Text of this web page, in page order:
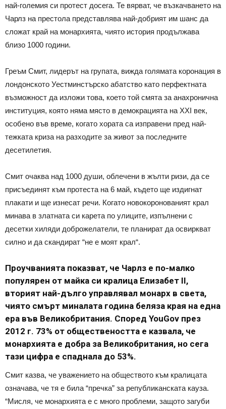
най-големия си протест досега. Те вярват, че възкачването на
Чарлз на престола представлява най-добрият им шанс да
сложат край на монархията, чиято история продължава
близо 1000 години.
Греъм Смит, лидерът на групата, вижда голямата коронация в
лондонското Уестминстърско абатство като перфектната
възможност да изложи това, което той смята за анахронична
институция, която няма място в демокрацията на XXI век,
особено във време, когато хората са изправени пред най-
тежката криза на разходите за живот за последните
десетилетия.
Смит очаква над 1000 души, облечени в жълти ризи, да се
присъединят към протеста на 6 май, където ще издигнат
плакати и ще изнесат речи. Когато новокоронованият крал
минава в златната си карета по улиците, изпълнени с
десетки хиляди доброжелатели, те планират да освиркват
силно и да скандират “не е моят крал“.
Проучванията показват, че Чарлз е по-малко
популярен от майка си кралица Елизабет II,
вторият най-дълго управлявал монарх в света,
чиято смърт миналата година беляза края на една
ера във Великобритания. Според YouGov през
2012 г. 73% от обществеността е казвала, че
монархията е добра за Великобритания, но сега
тази цифра е спаднала до 53%.
Смит казва, че уважението на обществото към кралицата
означава, че тя е била “пречка” за републиканската кауза.
“Мисля, че монархията е с много проблеми, защото загуби